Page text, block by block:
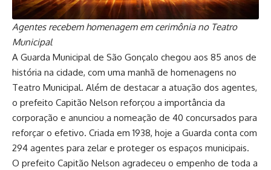
Agentes recebem homenagem em cerimônia no Teatro
Municipal
A Guarda Municipal de São Gonçalo chegou aos 85 anos de
história na cidade, com uma manhã de homenagens no
Teatro Municipal. Além de destacar a atuação dos agentes,
o prefeito Capitão Nelson reforçou a importância da
corporação e anunciou a nomeação de 40 concursados para
reforçar o efetivo. Criada em 1938, hoje a Guarda conta com
294 agentes para zelar e proteger os espaços municipais.
O prefeito Capitão Nelson agradeceu o empenho de toda a